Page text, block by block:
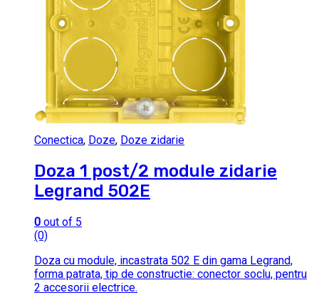
Conectica, Doze, Doze zidarie
Doza 1 post/2 module zidarie
Legrand 502E
0 out of 5
(0)
Doza cu module, incastrata 502 E din gama Legrand,
forma patrata, tip de constructie: conector soclu, pentru
2 accesorii electrice.